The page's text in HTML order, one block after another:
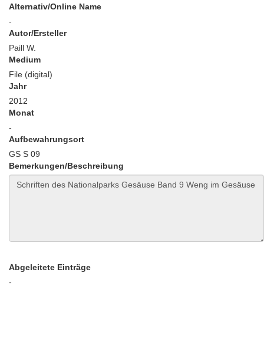
Alternativ/Online Name
-
Autor/Ersteller
Paill W.
Medium
File (digital)
Jahr
2012
Monat
-
Aufbewahrungsort
GS S 09
Bemerkungen/Beschreibung
Abgeleitete Einträge
-